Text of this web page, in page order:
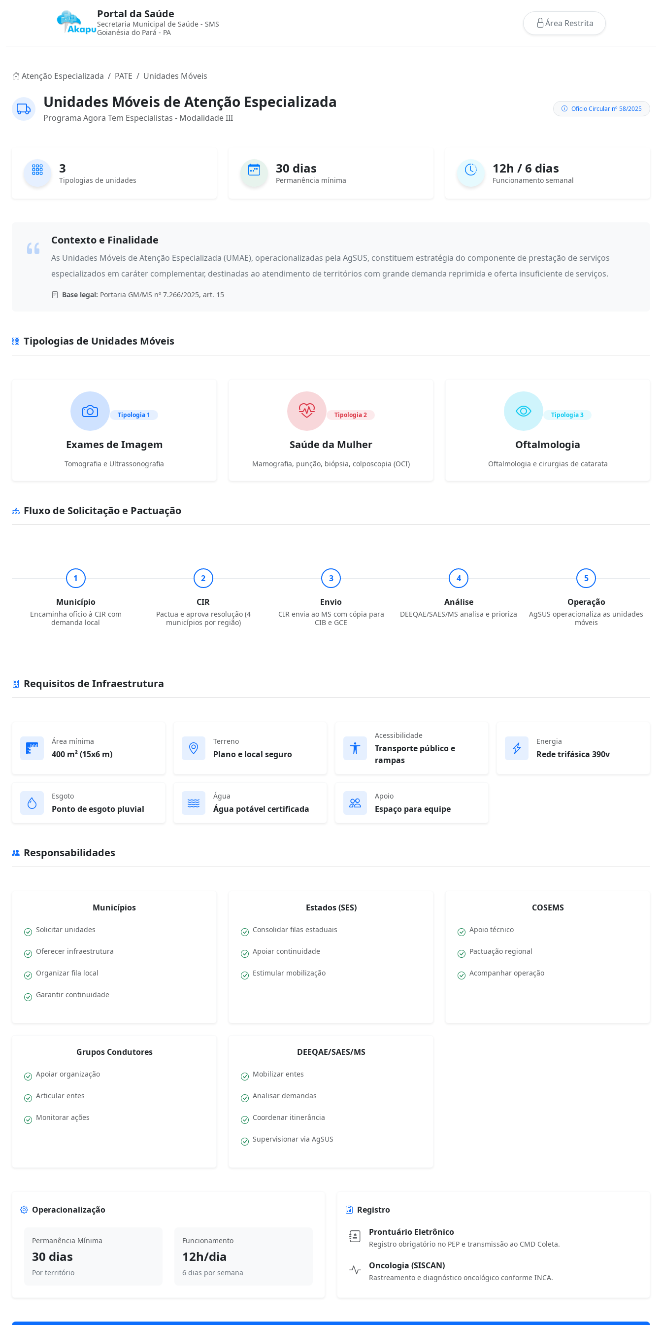
Portal da Saúde
Secretaria Municipal de Saúde - SMS
Goianésia do Pará - PA
Área Restrita
Atenção Especializada PATE Unidades Móveis
Unidades Móveis de Atenção Especializada
Programa Agora Tem Especialistas - Modalidade III
Ofício Circular nº 58/2025
3
Tipologias de unidades
30 dias
Permanência mínima
12h / 6 dias
Funcionamento semanal
Contexto e Finalidade
As Unidades Móveis de Atenção Especializada (UMAE), operacionalizadas pela AgSUS, constituem estratégia do componente de prestação de serviços
especializados em caráter complementar, destinadas ao atendimento de territórios com grande demanda reprimida e oferta insuficiente de serviços.
Base legal: Portaria GM/MS nº 7.266/2025, art. 15
Tipologias de Unidades Móveis
Tipologia 1
Exames de Imagem
Tomografia e Ultrassonografia
Tipologia 2
Saúde da Mulher
Mamografia, punção, biópsia, colposcopia (OCI)
Tipologia 3
Oftalmologia
Oftalmologia e cirurgias de catarata
Fluxo de Solicitação e Pactuação
1
Município
Encaminha ofício à CIR com
demanda local
2
CIR
Pactua e aprova resolução (4
municípios por região)
3
Envio
CIR envia ao MS com cópia para
CIB e GCE
4
Análise
DEEQAE/SAES/MS analisa e prioriza
5
Operação
AgSUS operacionaliza as unidades
móveis
Requisitos de Infraestrutura
Área mínima
400 m² (15x6 m)
Terreno
Plano e local seguro
Acessibilidade
Transporte público e
rampas
Energia
Rede trifásica 390v
Esgoto
Ponto de esgoto pluvial
Água
Água potável certificada
Apoio
Espaço para equipe
Responsabilidades
Municípios
Solicitar unidades
Oferecer infraestrutura
Organizar fila local
Garantir continuidade
Estados (SES)
Consolidar filas estaduais
Apoiar continuidade
Estimular mobilização
COSEMS
Apoio técnico
Pactuação regional
Acompanhar operação
Grupos Condutores
Apoiar organização
Articular entes
Monitorar ações
DEEQAE/SAES/MS
Mobilizar entes
Analisar demandas
Coordenar itinerância
Supervisionar via AgSUS
Operacionalização
Permanência Mínima
30 dias
Por território
Funcionamento
12h/dia
6 dias por semana
Registro
Prontuário Eletrônico
Registro obrigatório no PEP e transmissão ao CMD Coleta.
Oncologia (SISCAN)
Rastreamento e diagnóstico oncológico conforme INCA.